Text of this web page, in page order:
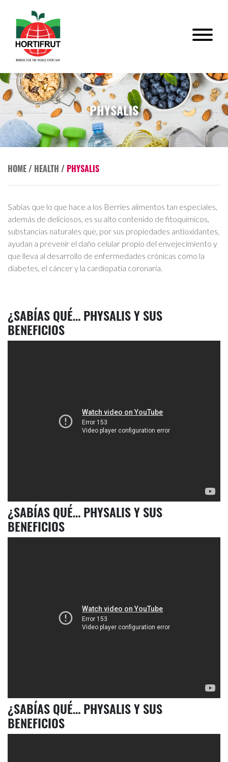
PHYSALIS
HOME/ HEALTH / PHYSALIS
Sabías que lo que hace a los Berries alimentos tan especiales,
además de deliciosos, es su alto contenido de fitoquímicos,
substancias naturales que, por sus propiedades antioxidantes,
ayudan a prevenir el daño celular propio del envejecimiento y
que lleva al desarrollo de enfermedades crónicas como la
diabetes, el cáncer y la cardiopatía coronaria.
¿SABÍAS QUÉ… PHYSALIS Y SUS
BENEFICIOS
¿SABÍAS QUÉ… PHYSALIS Y SUS
BENEFICIOS
¿SABÍAS QUÉ… PHYSALIS Y SUS
BENEFICIOS